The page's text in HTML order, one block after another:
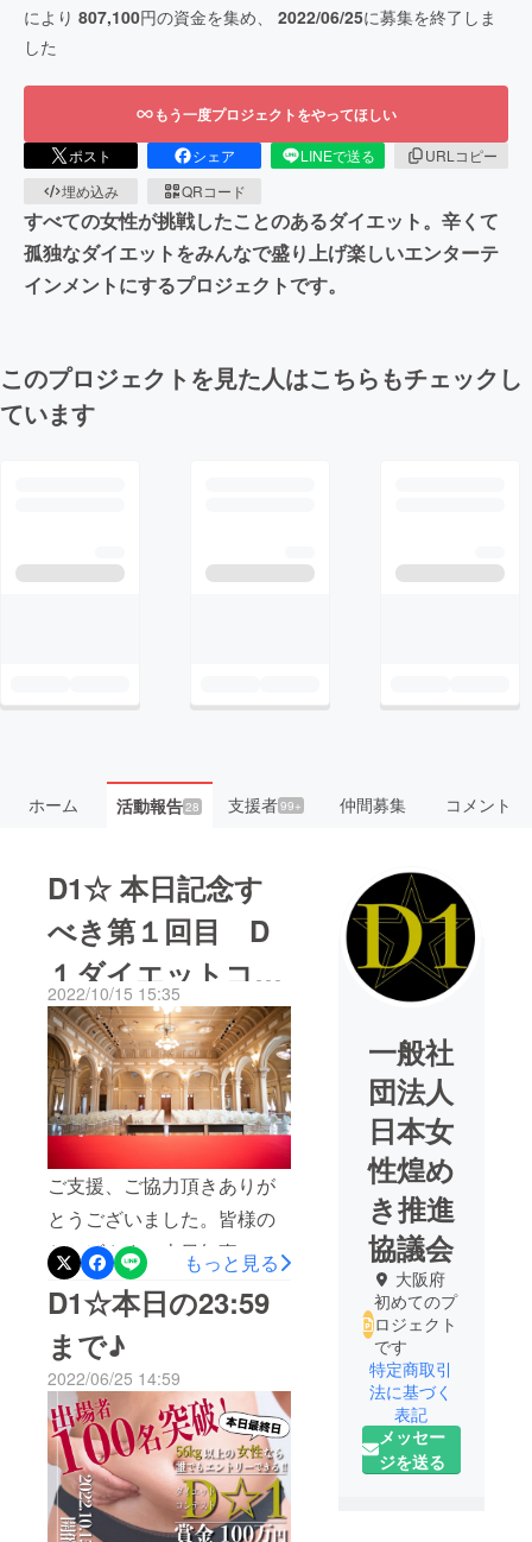
により 807,100円の資金を集め、 2022/06/25に募集を終了しま
した
もう一度プロジェクトをやってほしい
ポスト シェア LINEで送る
URLコピー
埋め込み
QRコード
すべての女性が挑戦したことのあるダイエット。辛くて
孤独なダイエットをみんなで盛り上げ楽しいエンターテ
インメントにするプロジェクトです。
このプロジェクトを見た人はこちらもチェックし
ています
ホーム 活動報告28 支援者99+ 仲間募集 コメント
D1☆ 本日記念す
べき第１回目 D
１ダイエットコン
テスト開催です♪
2022/10/15 15:35
ご支援、ご協力頂きありが
とうございました。皆様の
おかげさまで本日無事に『D
１ダイエットコンテスト』
を開催する運びになりまし
た。本日の生LIVE観戦が出
来るURLです。こちらをス
マホやパソコンから観戦い
ただけたらと思います。
↓https://youtu.be/YwvlnWEv
AdMさぁ始まります！！！
もっと見る
D1☆本日の23:59
まで♪
2022/06/25 14:59
一般社
団法人
日本女
性煌め
き推進
協議会
大阪府
初めてのプ
ロジェクト
です
特定商取引
法に基づく
表記
メッセー
ジを送る